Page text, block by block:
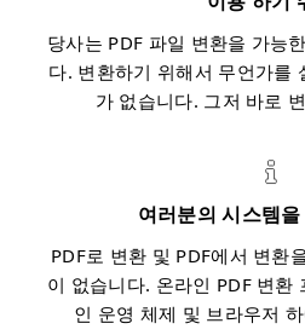
당사는 PDF 파일 변환을 가능
다. 변환하기 위해서 무언가를
가 없습니다. 그저 바로
여러분의 시스템
PDF로 변환 및 PDF에서 변환
이 없습니다. 온라인 PDF 변환
인 운영 체제 및 브라우저